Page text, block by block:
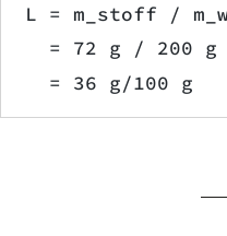
L = m_stoff /
= 72 g / 200 g
  = 36 g/100 g